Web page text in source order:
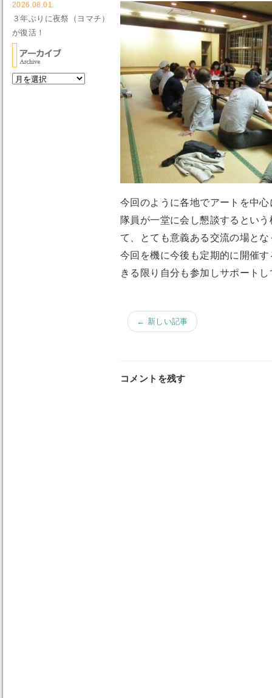
今回のように各地でアートを中
隊員が一堂に会し懇談するとい
て、とても意義ある交流の場と
今回を機に今後も定期的に開催
きる限り自分も参加しサポート
← 新しい記事
コメントを残す
2026.08.01.
３年ぶりに夜祭（ヨマチ）
が復活！